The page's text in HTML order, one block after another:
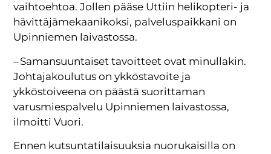
vaihtoehtoa. ­Jollen pääse Uttiin helikopteri- ja
hävittäjämekaanikoksi, palveluspaikkani on
Upinniemen laivastossa.
– Samansuuntaiset tavoitteet ovat minullakin.
Johtajakoulutus on ykköstavoite ja
ykköstoiveena on päästä suorittaman
varusmiespalvelu Upinniemen laivastossa,
ilmoitti Vuori.
Ennen kutsuntatilaisuuksia nuorukaisilla on